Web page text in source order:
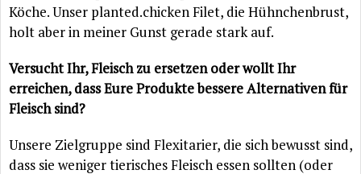
Köche. Unser planted.chicken Filet, die Hühnchenbrust,
holt aber in meiner Gunst gerade stark auf.
Versucht Ihr, Fleisch zu ersetzen oder wollt Ihr
erreichen, dass Eure Produkte bessere Alternativen für
Fleisch sind?
Unsere Zielgruppe sind Flexitarier, die sich bewusst sind,
dass sie weniger tierisches Fleisch essen sollten (oder